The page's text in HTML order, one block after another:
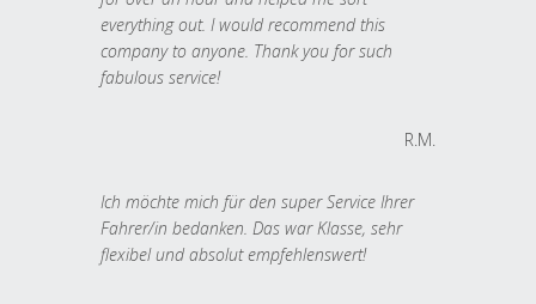
everything out. I would recommend this
company to anyone. Thank you for such
fabulous service!
R.M.
Ich möchte mich für den super Service Ihrer
Fahrer/in bedanken. Das war Klasse, sehr
flexibel und absolut empfehlenswert!